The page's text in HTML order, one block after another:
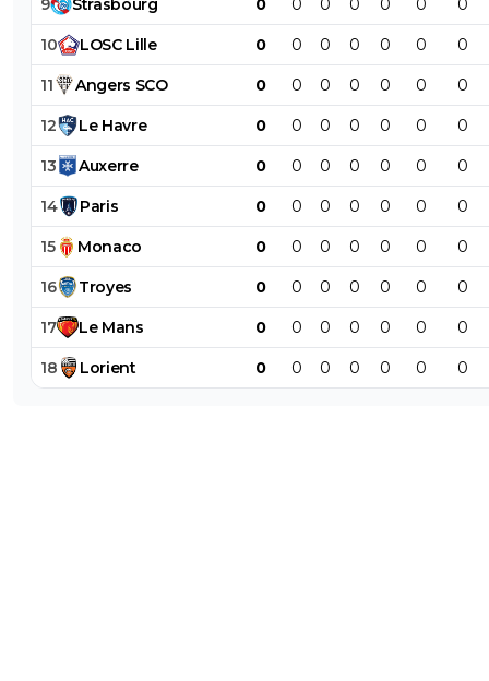
9 Strasbourg 0 0 0 0 0 0 0
10 LOSC Lille 0 0 0 0 0 0 0
11 Angers SCO 0 0 0 0 0 0 0
12 Le Havre 0 0 0 0 0 0 0
13 Auxerre 0 0 0 0 0 0 0
14 Paris 0 0 0 0 0 0 0
15 Monaco 0 0 0 0 0 0 0
16 Troyes 0 0 0 0 0 0 0
17 Le Mans 0 0 0 0 0 0 0
18 Lorient 0 0 0 0 0 0 0